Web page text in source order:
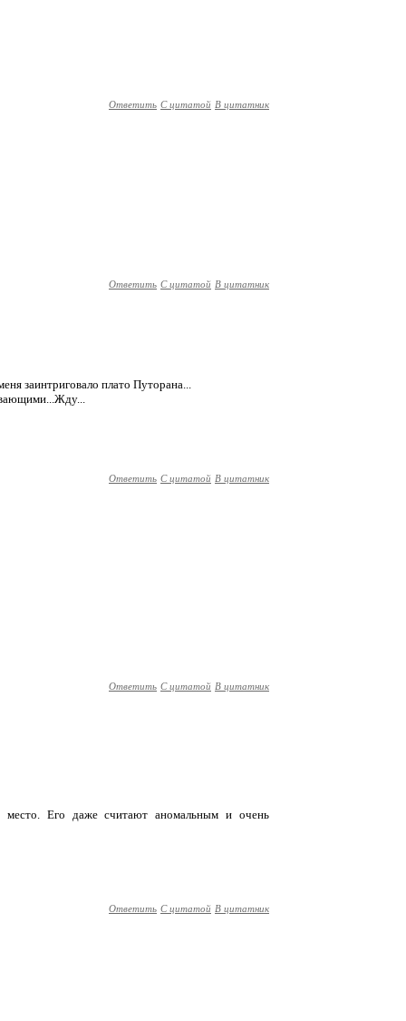
Ответить С цитатой В цитатник
Ответить С цитатой В цитатник
заинтриговало плато Путорана...
Ответить С цитатой В цитатник
Ответить С цитатой В цитатник
Его даже считают аномальным и очень
Ответить С цитатой В цитатник